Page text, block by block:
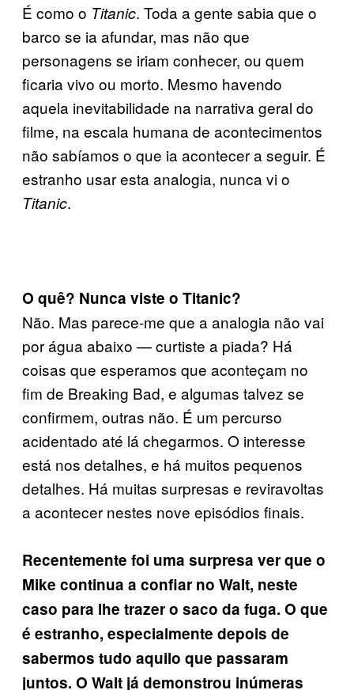
É como o Titanic. Toda a gente sabia que o
barco se ia afundar, mas não que
personagens se iriam conhecer, ou quem
ficaria vivo ou morto. Mesmo havendo
aquela inevitabilidade na narrativa geral do
filme, na escala humana de acontecimentos
não sabíamos o que ia acontecer a seguir. É
estranho usar esta analogia, nunca vi o
Titanic.
O quê? Nunca viste o Titanic?
Não. Mas parece-me que a analogia não vai
por água abaixo — curtiste a piada? Há
coisas que esperamos que aconteçam no
fim de Breaking Bad, e algumas talvez se
confirmem, outras não. É um percurso
acidentado até lá chegarmos. O interesse
está nos detalhes, e há muitos pequenos
detalhes. Há muitas surpresas e reviravoltas
a acontecer nestes nove episódios finais.
Recentemente foi uma surpresa ver que o
Mike continua a confiar no Walt, neste
caso para lhe trazer o saco da fuga. O que
é estranho, especialmente depois de
sabermos tudo aquilo que passaram
juntos. O Walt já demonstrou inúmeras